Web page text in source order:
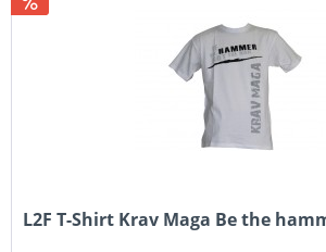
L2F T-Shirt Krav Maga Be the